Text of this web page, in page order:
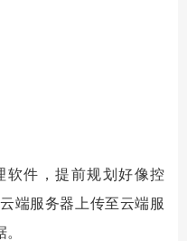
软件，提前规划好像控
端服务器上传至云端服